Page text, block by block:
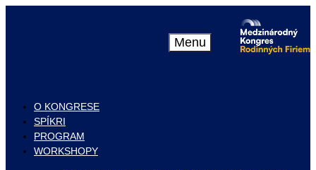
Menu
O KONGRESE
SPÍKRI
PROGRAM
WORKSHOPY